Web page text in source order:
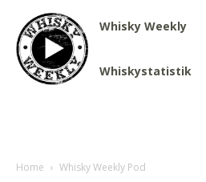
Whisky Weekly
Whiskystatistik
Home Whisky Weekly Pod